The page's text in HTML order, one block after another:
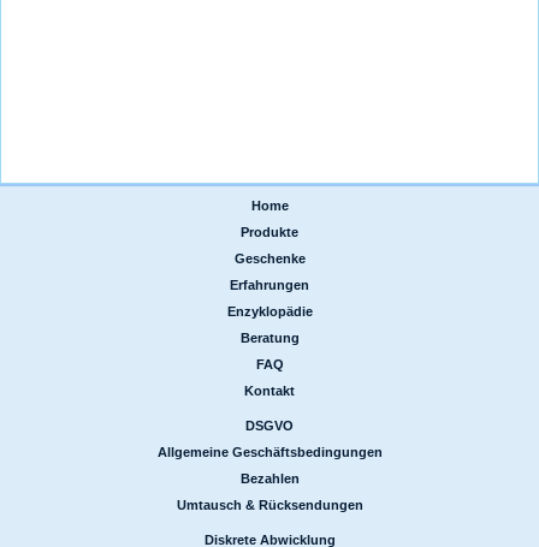
Home
Produkte
Geschenke
Erfahrungen
Enzyklopädie
Beratung
FAQ
Kontakt
DSGVO
Allgemeine Geschäftsbedingungen
Bezahlen
Umtausch & Rücksendungen
Diskrete Abwicklung